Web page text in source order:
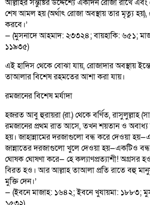
আল্লাহর সন্তুষ্টির উদ্দেশ্যে একদিন রোজা রাখে
শেষ আমল হয় (অর্থাৎ রোজা অবস্থায় তার মৃত্যু হয়),
করবে।’
— (মুসনাদে আহমাদ: ২৩৩২৪; বায়হাকি: ৬৫১;
১১৯৩৫)
এই হাদিস থেকে বোঝা যায়, রোজাদার অবস্থায়
তাআলার বিশেষ রহমতের আশা করা যায়।
রমজানের বিশেষ মর্যাদা
হজরত আবু হুরায়রা (রা.) থেকে বর্ণিত, রাসুলুল্লাহ
রমজানের প্রথম রাত আসে, তখন শয়তান ও অবাধ্য
হয়। জাহান্নামের দরজাগুলো বন্ধ করে দেওয়া
জান্নাতের দরজাগুলো খুলে দেওয়া হয়—একটিও
ঘোষক ঘোষণা করে— হে কল্যাণপ্রত্যাশী! অগ্রসর
বিরত হও। আর আল্লাহ তাআলা প্রতি রাতে বহু
মুক্তি দেন।’
— (ইবনে মাজাহ: ১৬৪২; ইবনে খুযায়মা: ১৮৮৩;